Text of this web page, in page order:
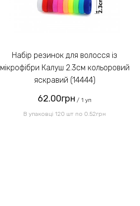
Набір резинок для волосся із
мікрофібри Калуш 2.3см кольоровий
яскравий (14444)
62.00грн / 1 уп
В упаковці 120 шт по 0.52грн